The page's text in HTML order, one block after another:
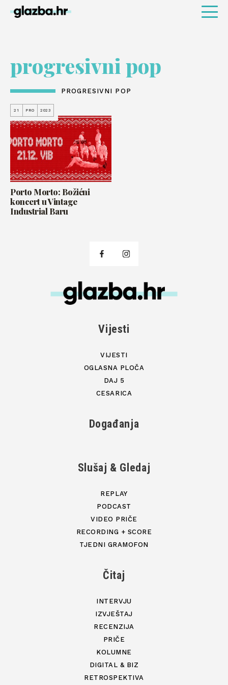
progresivni pop
PROGRESIVNI POP
21 PRO 2023
Porto Morto: Božićni
koncert u Vintage
Industrial Baru
Vijesti
VIJESTI
OGLASNA PLOČA
DAJ 5
CESARICA
Događanja
Slušaj & Gledaj
REPLAY
PODCAST
VIDEO PRIČE
RECORDING + SCORE
TJEDNI GRAMOFON
Čitaj
INTERVJU
IZVJEŠTAJ
RECENZIJA
PRIČE
KOLUMNE
DIGITAL & BIZ
RETROSPEKTIVA